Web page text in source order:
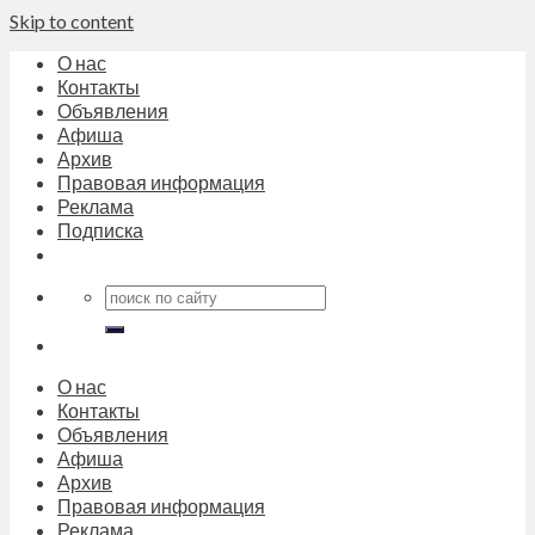
Skip to content
О нас
Контакты
Объявления
Афиша
Архив
Правовая информация
Реклама
Подписка
О нас
Контакты
Объявления
Афиша
Архив
Правовая информация
Реклама